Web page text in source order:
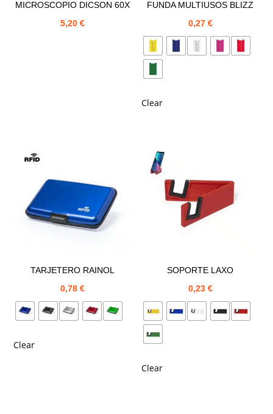
MICROSCOPIO DICSON 60X
5,20€
FUNDA MULTIUSOS BLIZZ
0,27 €
Clear
TARJETERO RAINOL
0,78€
Clear
SOPORTE LAXO
0,23 €
Clear